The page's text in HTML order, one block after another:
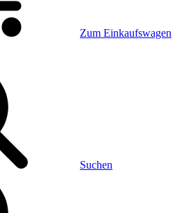
Zum Einkaufswagen
Suchen